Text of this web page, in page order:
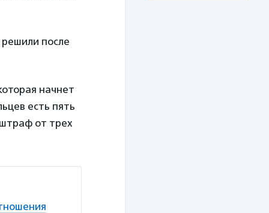
после
начнет
есть пять
от трех